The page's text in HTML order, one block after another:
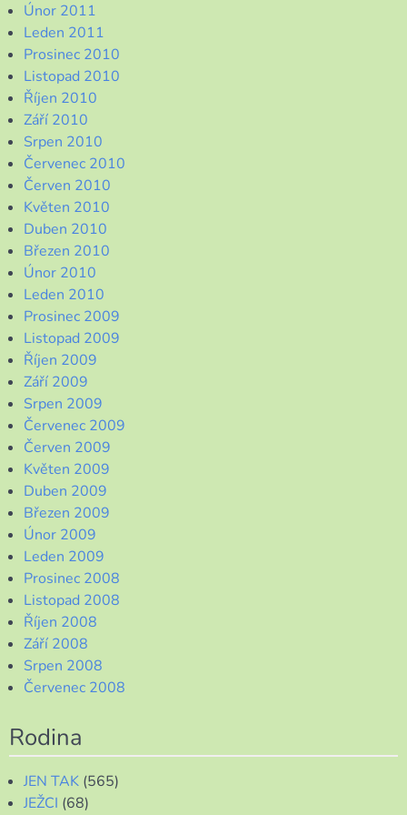
Únor 2011
Leden 2011
Prosinec 2010
Listopad 2010
Říjen 2010
Září 2010
Srpen 2010
Červenec 2010
Červen 2010
Květen 2010
Duben 2010
Březen 2010
Únor 2010
Leden 2010
Prosinec 2009
Listopad 2009
Říjen 2009
Září 2009
Srpen 2009
Červenec 2009
Červen 2009
Květen 2009
Duben 2009
Březen 2009
Únor 2009
Leden 2009
Prosinec 2008
Listopad 2008
Říjen 2008
Září 2008
Srpen 2008
Červenec 2008
Rodina
JEN TAK (565)
JEŽCI (68)